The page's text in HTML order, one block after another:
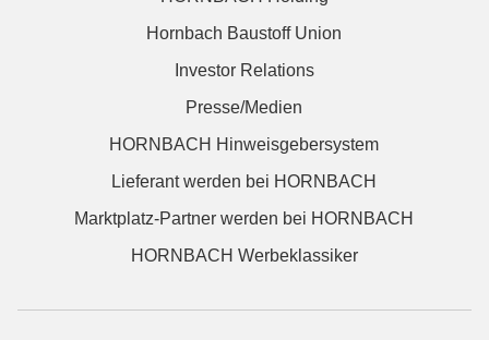
Hornbach Baustoff Union
Investor Relations
Presse/Medien
HORNBACH Hinweisgebersystem
Lieferant werden bei HORNBACH
Marktplatz-Partner werden bei HORNBACH
HORNBACH Werbeklassiker